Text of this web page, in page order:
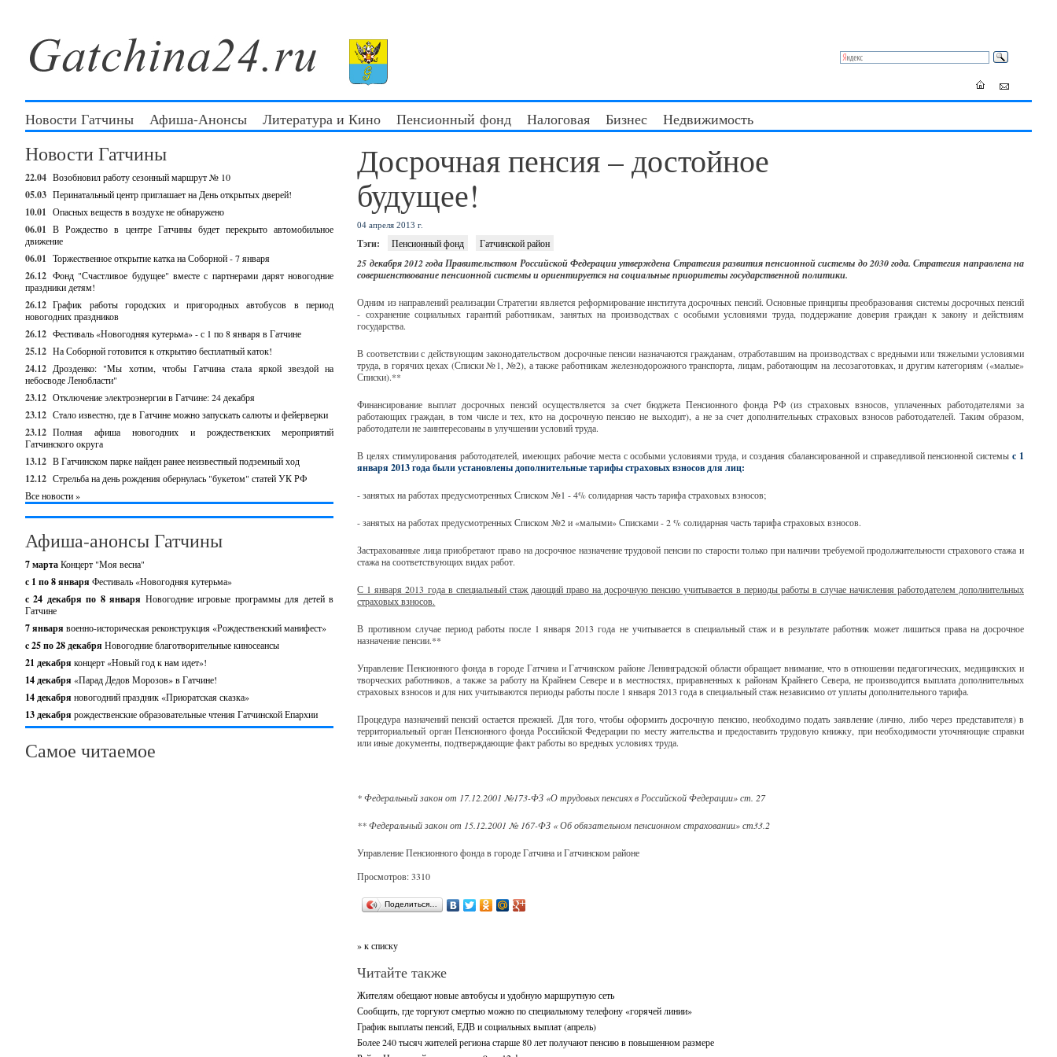
Новости Гатчины Афиша-Анонсы Литература и Кино Пенсионный фонд Налоговая Бизнес Недвижимость
Новости Гатчины
22.04 Возобновил работу сезонный маршрут № 10
05.03 Перинатальный центр приглашает на День открытых дверей!
10.01 Опасных веществ в воздухе не обнаружено
06.01 В Рождество в центре Гатчины будет перекрыто автомобильное
движение
06.01 Торжественное открытие катка на Соборной - 7 января
26.12 Фонд "Счастливое будущее" вместе с партнерами дарят новогодние
праздники детям!
26.12 График работы городских и пригородных автобусов в период
новогодних праздников
26.12 Фестиваль «Новогодняя кутерьма» - с 1 по 8 января в Гатчине
25.12 На Соборной готовится к открытию бесплатный каток!
24.12 Дрозденко: "Мы хотим, чтобы Гатчина стала яркой звездой на
небосводе Ленобласти"
23.12 Отключение электроэнергии в Гатчине: 24 декабря
23.12 Стало известно, где в Гатчине можно запускать салюты и фейерверки
23.12 Полная афиша новогодних и рождественских мероприятий
Гатчинского округа
13.12 В Гатчинском парке найден ранее неизвестный подземный ход
12.12 Стрельба на день рождения обернулась "букетом" статей УК РФ
Все новости »
Афиша-анонсы Гатчины
7 мартаКонцерт "Моя весна"
с 1 по 8 января Фестиваль «Новогодняя кутерьма»
с 24 декабря по 8 января Новогодние игровые программы для детей в
Гатчине
7 января военно-историческая реконструкция «Рождественский манифест»
c 25 по 28 декабря Новогодние благотворительные киносеансы
21 декабря концерт «Новый год к нам идет»!
14 декабря «Парад Дедов Морозов» в Гатчине!
14 декабря новогодний праздник «Приоратская сказка»
13 декабря рождественские образовательные чтения Гатчинской Епархии
Самое читаемое
Досрочная пенсия – достойное
будущее!
04 апреля 2013 г.
Тэги: Пенсионный фонд Гатчинской район
25 декабря 2012 года Правительством Российской Федерации утверждена Стратегия развития пенсионной системы до 2030 года. Стратегия направлена на
совершенствование пенсионной системы и ориентируется на социальные приоритеты государственной политики.
Одним из направлений реализации Стратегии является реформирование института досрочных пенсий. Основные принципы преобразования системы досрочных пенсий
- сохранение социальных гарантий работникам, занятых на производствах с особыми условиями труда, поддержание доверия граждан к закону и действиям
государства.
В соответствии с действующим законодательством досрочные пенсии назначаются гражданам, отработавшим на производствах с вредными или тяжелыми условиями
труда, в горячих цехах (Списки №1, №2), а также работникам железнодорожного транспорта, лицам, работающим на лесозаготовках, и другим категориям («малые»
Списки).**
Финансирование выплат досрочных пенсий осуществляется за счет бюджета Пенсионного фонда РФ (из страховых взносов, уплаченных работодателями за
работающих граждан, в том числе и тех, кто на досрочную пенсию не выходит), а не за счет дополнительных страховых взносов работодателей. Таким образом,
работодатели не заинтересованы в улучшении условий труда.
В целях стимулирования работодателей, имеющих рабочие места с особыми условиями труда, и создания сбалансированной и справедливой пенсионной системыс 1
января 2013 года были установлены дополнительные тарифы страховых взносов для лиц:
- занятых на работах предусмотренных Списком №1 - 4% солидарная часть тарифа страховых взносов;
- занятых на работах предусмотренных Списком №2 и «малыми» Списками - 2 % солидарная часть тарифа страховых взносов.
Застрахованные лица приобретают право на досрочное назначение трудовой пенсии по старости только при наличии требуемой продолжительности страхового стажа и
стажа на соответствующих видах работ.
С 1 января 2013 года в специальный стаж дающий право на досрочную пенсию учитывается в периоды работы в случае начисления работодателем дополнительных
страховых взносов.
В противном случае период работы после 1 января 2013 года не учитывается в специальный стаж и в результате работник может лишиться права на досрочное
назначение пенсии.**
Управление Пенсионного фонда в городе Гатчина и Гатчинском районе Ленинградской области обращает внимание, что в отношении педагогических, медицинских и
творческих работников, а также за работу на Крайнем Севере и в местностях, приравненных к районам Крайнего Севера, не производится выплата дополнительных
страховых взносов и для них учитываются периоды работы после 1 января 2013 года в специальный стаж независимо от уплаты дополнительного тарифа.
Процедура назначений пенсий остается прежней. Для того, чтобы оформить досрочную пенсию, необходимо подать заявление (лично, либо через представителя) в
территориальный орган Пенсионного фонда Российской Федерации по месту жительства и предоставить трудовую книжку, при необходимости уточняющие справки
или иные документы, подтверждающие факт работы во вредных условиях труда.
* Федеральный закон от 17.12.2001 №173-ФЗ «О трудовых пенсиях в Российской Федерации» ст. 27
** Федеральный закон от 15.12.2001 № 167-ФЗ « Об обязательном пенсионном страховании» ст33.2
Управление Пенсионного фонда в городе Гатчина и Гатчинском районе
Просмотров: 3310
Поделиться…
» к списку
Читайте также
Жителям обещают новые автобусы и удобную маршрутную сеть
Сообщить, где торгуют смертью можно по специальному телефону «горячей линии»
График выплаты пенсий, ЕДВ и социальных выплат (апрель)
Более 240 тысяч жителей региона старше 80 лет получают пенсию в повышенном размере